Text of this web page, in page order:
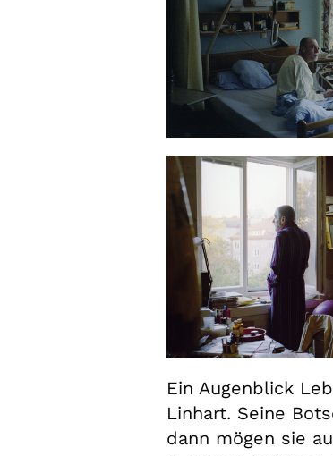
Ein Augenblick
Linhart. Seine
dann mögen sie